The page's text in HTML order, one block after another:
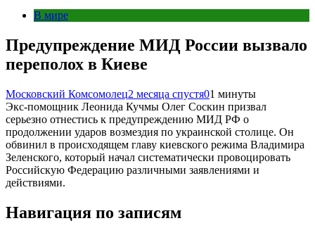
В мире
Предупреждение МИД России вызвало
переполох в Киеве
Московский Комсомолец2 месяца спустя01 минуты
Экс-помощник Леонида Кучмы Олег Соскин призвал
серьезно отнестись к предупреждению МИД РФ о
продолжении ударов возмездия по украинской столице. Он
обвинил в происходящем главу киевского режима Владимира
Зеленского, который начал систематически провоцировать
Российскую Федерацию различными заявлениями и
действиями.
Навигация по записям